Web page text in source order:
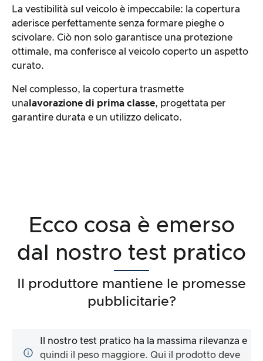
La vestibilità sul veicolo è impeccabile: la copertura
aderisce perfettamente senza formare pieghe o
scivolare. Ciò non solo garantisce una protezione
ottimale, ma conferisce al veicolo coperto un aspetto
curato.
Nel complesso, la copertura trasmette
una lavorazione di prima classe, progettata per
garantire durata e un utilizzo delicato.
Ecco cosa è emerso
dal nostro test pratico
Il produttore mantiene le promesse
pubblicitarie?
Il nostro test pratico ha la massima rilevanza e
quindi il peso maggiore. Qui il prodotto deve